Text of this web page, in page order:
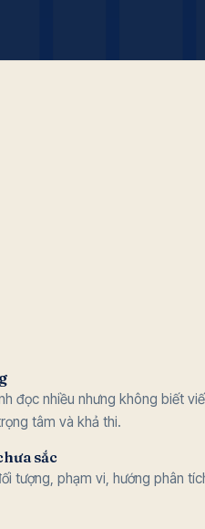
đọc nhiều nhưng không biết
tâm và khả thi.
sắc
tượng, phạm vi, hướng phân